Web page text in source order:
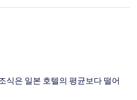
식은 일본 호텔의 평균보다 떨어